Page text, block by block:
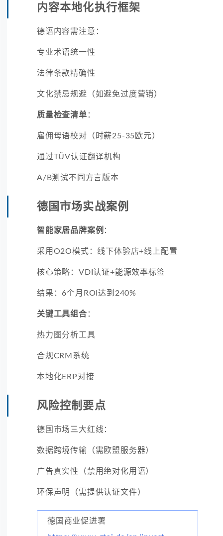
内容本地化执行框架
德语内容需注意：
专业术语统一性
法律条款精确性
文化禁忌规避（如避免过度营销）
质量检查清单 ：
雇佣母语校对（时薪25-35欧元）
通过TÜV认证翻译机构
A/B测试不同方言版本
德国市场实战案例
智能家居品牌案例 ：
采用O2O模式：线下体验店+线上配置
核心策略：VDI认证+能源效率标签
结果：6个月ROI达到240%
关键工具组合 ：
热力图分析工具
合规CRM系统
本地化ERP对接
风险控制要点
德国市场三大红线：
数据跨境传输（需欧盟服务器）
广告真实性（禁用绝对化用语）
环保声明（需提供认证文件）
德国商业促进署